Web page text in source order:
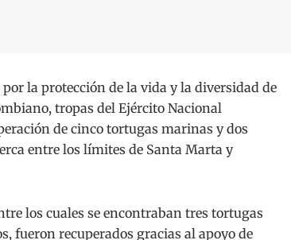
la protección de la vida y la diversidad de
tropas del Ejército Nacional
de cinco tortugas marinas y dos
entre los límites de Santa Marta y
los cuales se encontraban tres tortugas
fueron recuperados gracias al apoyo de